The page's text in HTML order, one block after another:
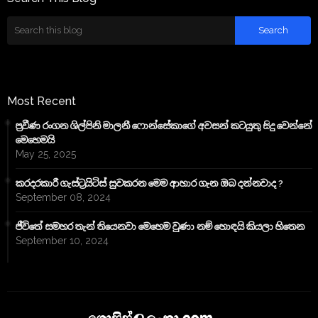
Most Recent
ප්‍රවීණ රංගන ශිල්පිනි මාලනී ෆොන්සේකාගේ අවසන් කටයුතු සිදු වෙන්නේ
මෙහෙමයි
May 25, 2025
කරදරකාරී ගැස්ට්‍රයිටිස් සුවකරන මෙම ආහාර ගැන ඔබ දන්නවාද ?
September 08, 2024
ජීවිතේ සමහර තැන් තියෙනවා මෙහෙම වුණා නම් හොඳයි කියලා හිතෙන
September 10, 2024